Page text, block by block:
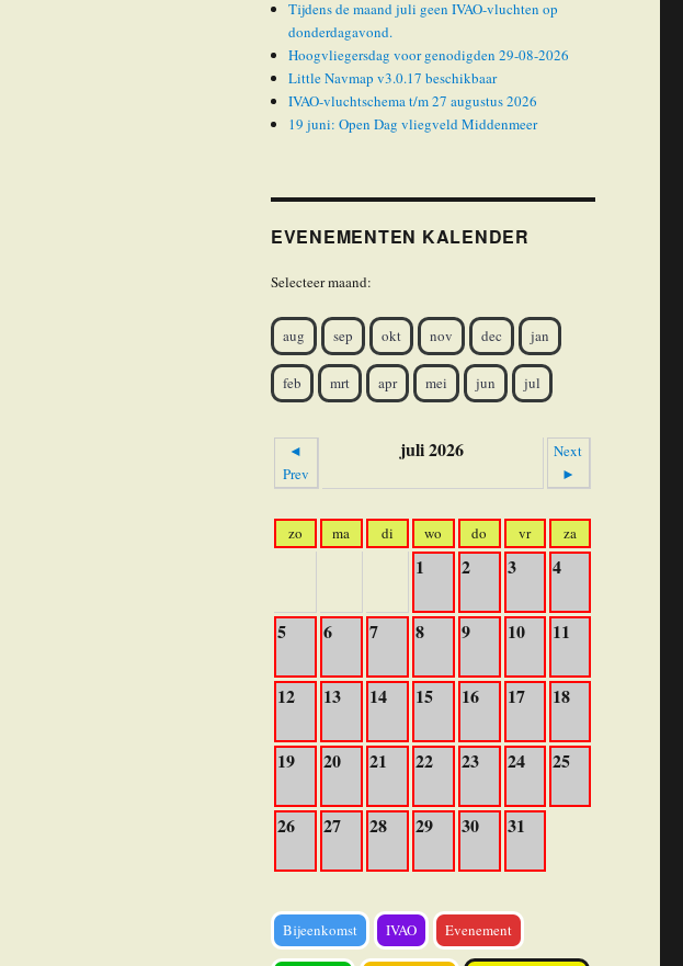
Tijdens de maand juli geen IVAO-vluchten op
donderdagavond.
Hoogvliegersdag voor genodigden 29-08-2026
Little Navmap v3.0.17 beschikbaar
IVAO-vluchtschema t/m 27 augustus 2026
19 juni: Open Dag vliegveld Middenmeer
EVENEMENTEN KALENDER
Selecteer maand:
aug sep okt nov dec jan
feb mrt apr mei jun jul
◄
Prev
juli 2026
Next
►
zo ma di wo do vr za
1 2 3 4
5 6 7 8 9 10 11
12 13 14 15 16 17 18
19 20 21 22 23 24 25
26 27 28 29 30 31
Bijeenkomst IVAO Evenement